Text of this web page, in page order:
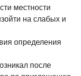
местности
на слабых и
определения
после